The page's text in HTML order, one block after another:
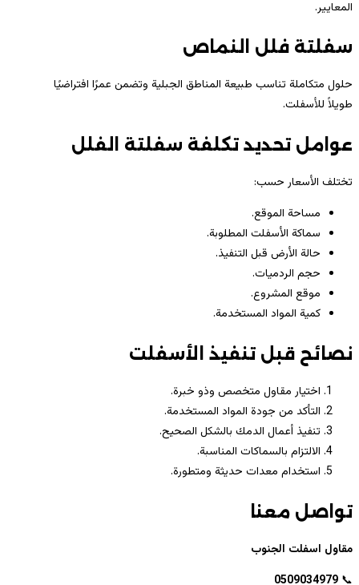
المعايير.
سفلتة فلل النماص
حلول متكاملة تناسب طبيعة المناطق الجبلية وتضمن عمرًا افتراضيًا
طويلاً للأسفلت.
عوامل تحديد تكلفة سفلتة الفلل
تختلف الأسعار حسب:
مساحة الموقع.
سماكة الأسفلت المطلوبة.
حالة الأرض قبل التنفيذ.
حجم الردميات.
موقع المشروع.
كمية المواد المستخدمة.
نصائح قبل تنفيذ الأسفلت
اختيار مقاول متخصص وذو خبرة.
التأكد من جودة المواد المستخدمة.
تنفيذ أعمال الدمك بالشكل الصحيح.
الالتزام بالسماكات المناسبة.
استخدام معدات حديثة ومتطورة.
تواصل معنا
مقاول اسفلت الجنوب
📞
0509034979